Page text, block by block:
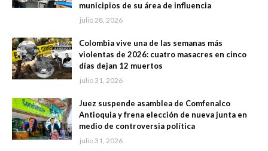
municipios de su área de influencia
julio 28, 2026
Colombia vive una de las semanas más
violentas de 2026: cuatro masacres en cinco
días dejan 12 muertos
julio 31, 2026
Juez suspende asamblea de Comfenalco
Antioquia y frena elección de nueva junta en
medio de controversia política
julio 31, 2026